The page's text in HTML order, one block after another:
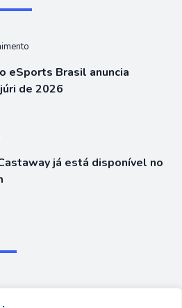
eSports Brasil anuncia
de 2026
já está disponível no